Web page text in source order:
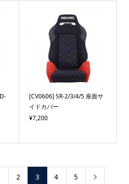
[CV0606] SR-2/3/4/5 座面サ
イドカバー
¥7,200
2 3 4 5 